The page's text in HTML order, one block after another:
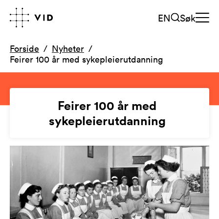
EN Søk
Forside
Nyheter
Feirer 100 år med sykepleierutdanning
Feirer 100 år med
sykepleierutdanning